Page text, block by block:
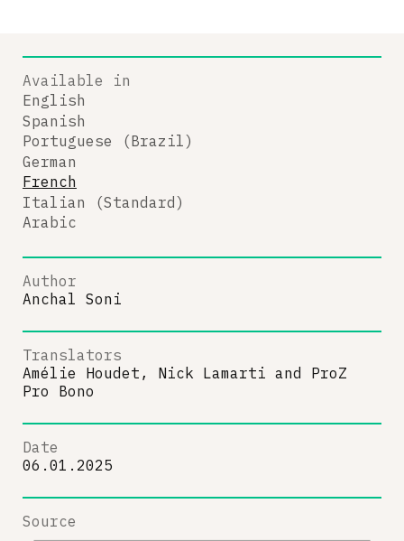
Available in
English
Spanish
Portuguese (Brazil)
German
French
Italian (Standard)
Arabic
Author
Anchal Soni
Translators
Amélie Houdet, Nick Lamarti and ProZ
Pro Bono
Date
06.01.2025
Source